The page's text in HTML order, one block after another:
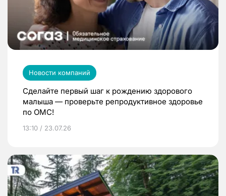
Новости компаний
Сделайте первый шаг к рождению здорового
малыша — проверьте репродуктивное здоровье
по ОМС!
13:10 / 23.07.26